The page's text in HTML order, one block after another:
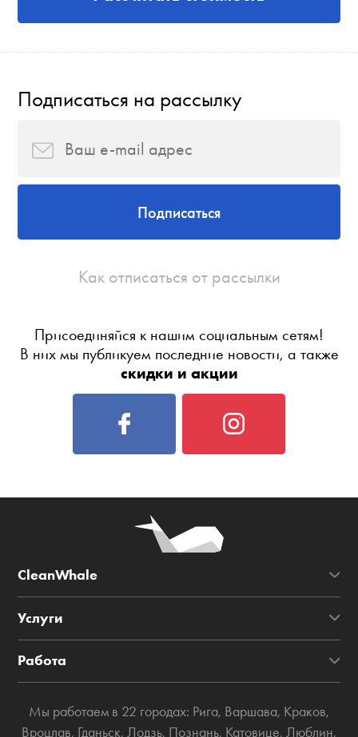
Подписаться на рассылку
Подписаться
Как отписаться от рассылки
Присоединяйся к нашим социальным сетям!
В них мы публикуем последние новости, а также
скидки и акции
CleanWhale
Услуги
Работа
Мы работаем в 22 городах: Рига, Варшава, Краков,
Вроцлав, Гданьск, Лодзь, Познань, Катовице, Люблин,